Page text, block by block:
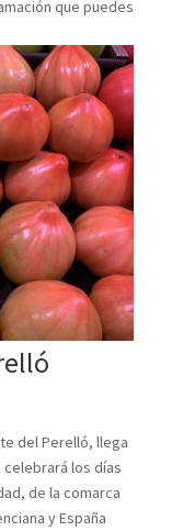
que puedes
del Perelló, llega
celebrará los días
de la comarca
y España